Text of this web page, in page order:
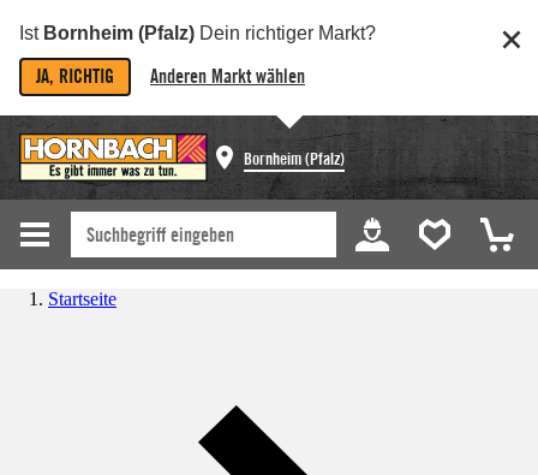
Ist Bornheim (Pfalz) Dein richtiger Markt?
JA, RICHTIG Anderen Markt wählen
Bornheim (Pfalz)
Startseite